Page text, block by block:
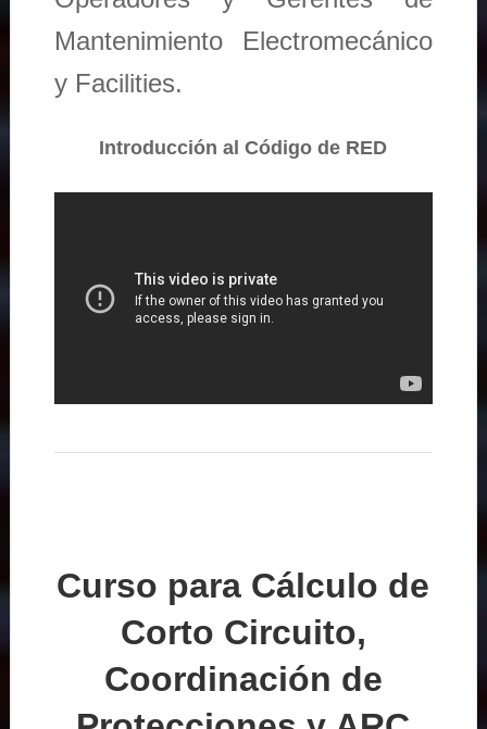
Mantenimiento Electromecánico
y Facilities.
Introducción al Código de RED
Curso para Cálculo de
Corto Circuito,
Coordinación de